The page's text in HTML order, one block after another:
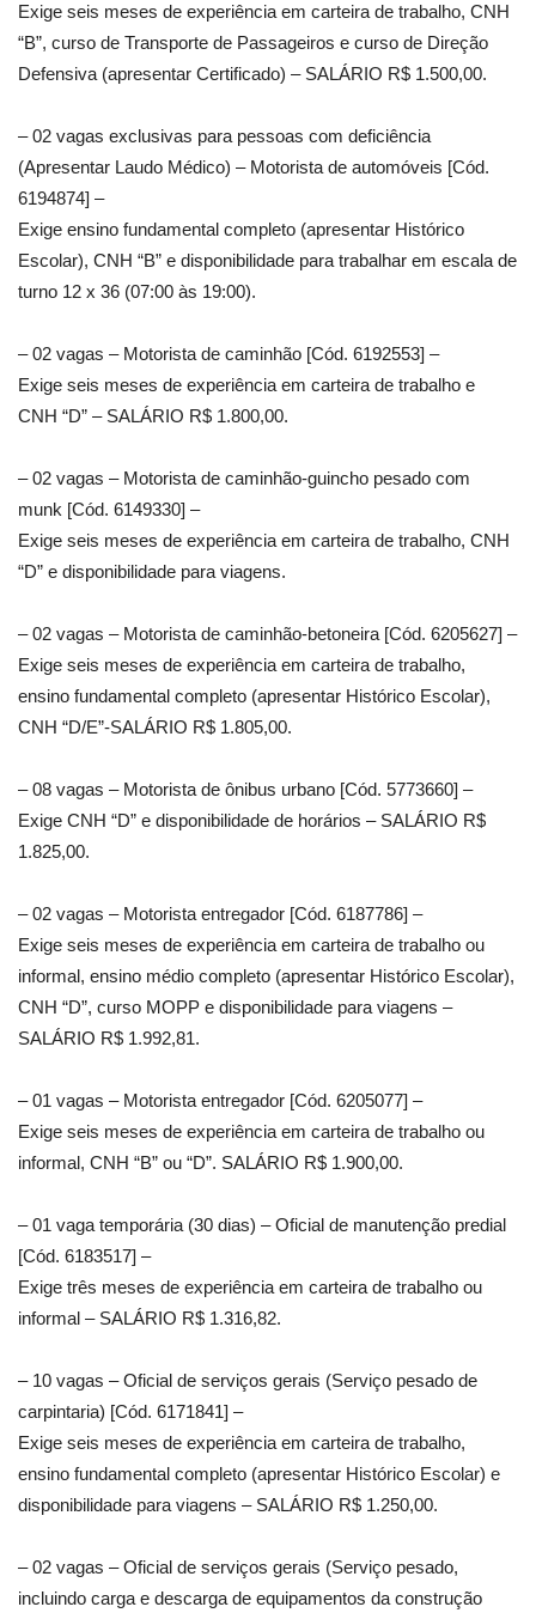
Exige seis meses de experiência em carteira de trabalho, CNH
“B”, curso de Transporte de Passageiros e curso de Direção
Defensiva (apresentar Certificado) – SALÁRIO R$ 1.500,00.
– 02 vagas exclusivas para pessoas com deficiência
(Apresentar Laudo Médico) – Motorista de automóveis [Cód.
6194874] –
Exige ensino fundamental completo (apresentar Histórico
Escolar), CNH “B” e disponibilidade para trabalhar em escala de
turno 12 x 36 (07:00 às 19:00).
– 02 vagas – Motorista de caminhão [Cód. 6192553] –
Exige seis meses de experiência em carteira de trabalho e
CNH “D” – SALÁRIO R$ 1.800,00.
– 02 vagas – Motorista de caminhão-guincho pesado com
munk [Cód. 6149330] –
Exige seis meses de experiência em carteira de trabalho, CNH
“D” e disponibilidade para viagens.
– 02 vagas – Motorista de caminhão-betoneira [Cód. 6205627] –
Exige seis meses de experiência em carteira de trabalho,
ensino fundamental completo (apresentar Histórico Escolar),
CNH “D/E”-SALÁRIO R$ 1.805,00.
– 08 vagas – Motorista de ônibus urbano [Cód. 5773660] –
Exige CNH “D” e disponibilidade de horários – SALÁRIO R$
1.825,00.
– 02 vagas – Motorista entregador [Cód. 6187786] –
Exige seis meses de experiência em carteira de trabalho ou
informal, ensino médio completo (apresentar Histórico Escolar),
CNH “D”, curso MOPP e disponibilidade para viagens –
SALÁRIO R$ 1.992,81.
– 01 vagas – Motorista entregador [Cód. 6205077] –
Exige seis meses de experiência em carteira de trabalho ou
informal, CNH “B” ou “D”. SALÁRIO R$ 1.900,00.
– 01 vaga temporária (30 dias) – Oficial de manutenção predial
[Cód. 6183517] –
Exige três meses de experiência em carteira de trabalho ou
informal – SALÁRIO R$ 1.316,82.
– 10 vagas – Oficial de serviços gerais (Serviço pesado de
carpintaria) [Cód. 6171841] –
Exige seis meses de experiência em carteira de trabalho,
ensino fundamental completo (apresentar Histórico Escolar) e
disponibilidade para viagens – SALÁRIO R$ 1.250,00.
– 02 vagas – Oficial de serviços gerais (Serviço pesado,
incluindo carga e descarga de equipamentos da construção